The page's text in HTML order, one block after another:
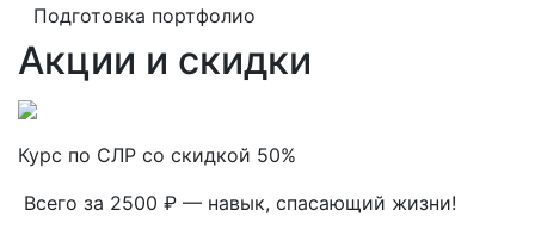
Подготовка портфолио
Акции и скидки
Курс по СЛР со скидкой 50%
Всего за 2500 ₽ — навык, спасающий жизни!